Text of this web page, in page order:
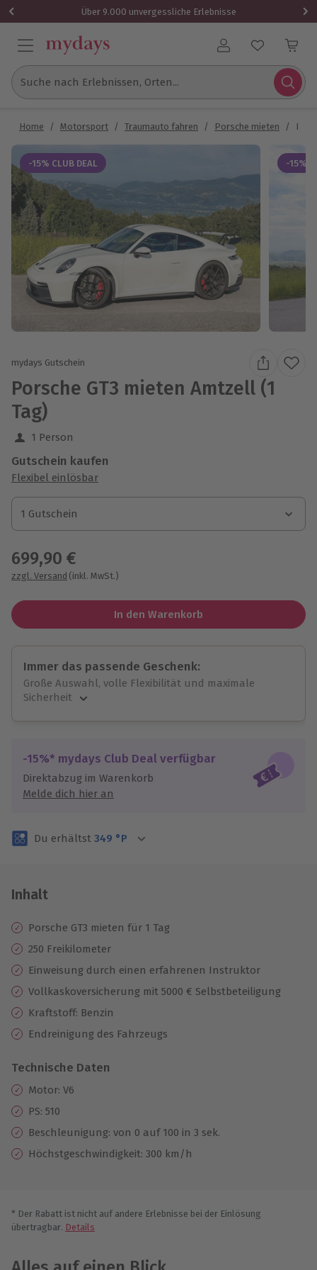
Über 9.000 unvergessliche Erlebnisse
Benutzerkonto
Suche nach Erlebnissen, Orten...
Home / Motorsport / Traumauto fahren / Porsche mieten /
-15% CLUB DEAL -15%
mydays Gutschein
Porsche GT3 mieten Amtzell (1
Tag)
1 Person
Gutschein kaufen
Flexibel einlösbar
1 Gutschein
1 Gutschein
1 Gutschein
699,90 €
zzgl. Versand (inkl. MwSt.)
In den Warenkorb
Immer das passende Geschenk:
Große Auswahl, volle Flexibilität und maximale
Sicherheit
Jeder Gutschein für alle Erlebnisse einlösbar.
Maximale Sicherheit
3 Jahre gültig & verlängerbar.
-15%* mydays Club Deal verfügbar
Direktabzug im Warenkorb
Melde dich hier an
Du erhältst 349 °P
Inhalt
Porsche GT3 mieten für 1 Tag
250 Freikilometer
Einweisung durch einen erfahrenen Instruktor
Vollkaskoversicherung mit 5000 € Selbstbeteiligung
Kraftstoff: Benzin
Endreinigung des Fahrzeugs
Technische Daten
Motor: V6
PS: 510
Beschleunigung: von 0 auf 100 in 3 sek.
Höchstgeschwindigkeit: 300 km/h
* Der Rabatt ist nicht auf andere Erlebnisse bei der Einlösung
übertragbar. Details